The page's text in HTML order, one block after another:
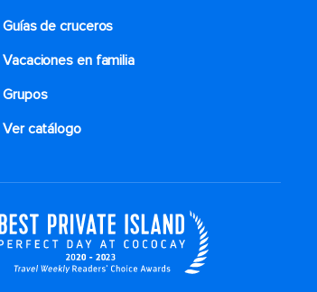
Guías de cruceros
Vacaciones en familia
Grupos
Ver catálogo